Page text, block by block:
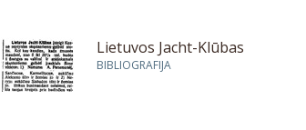
Lietuvos Jacht-Klūbas
BIBLIOGRAFIJA